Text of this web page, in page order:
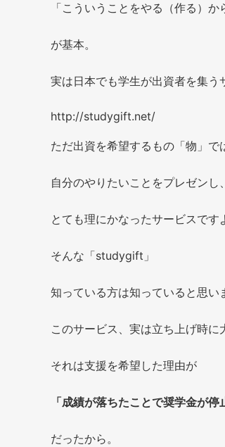
「こういうことをやる（作る）か
が基本。
実は日本でも学生が出資者を集う
http://studygift.net/
ただ出資を希望するもの「物」で
自分のやりたいことをプレゼンし
とても理にかなったサービスです
そんな「studygift」
知っている方は知っていると思い
このサービス、実は立ち上げ時に
それは支援を希望した理由が
「成績が落ちたことで奨学金が
だったから。